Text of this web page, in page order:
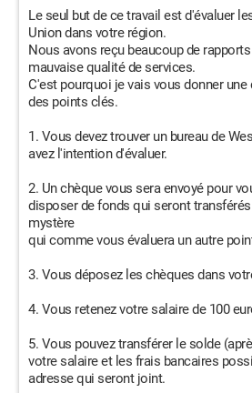
Le seul but de ce travail est d'évaluer
Union dans votre région.
Nous avons reçu beaucoup de
mauvaise qualité de services.
C'est pourquoi je vais vous donner
des points clés.
1. Vous devez trouver un bureau de
avez l'intention d'évaluer.
2. Un chèque vous sera envoyé pour
disposer de fonds qui seront
mystère
qui comme vous évaluera un autre
3. Vous déposez les chèques dans
4. Vous retenez votre salaire de 100
5. Vous pouvez transférer le solde
votre salaire et les frais bancaires
adresse qui seront joint.